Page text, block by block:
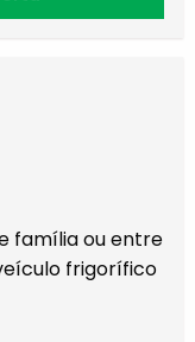
família ou entre
frigorífico